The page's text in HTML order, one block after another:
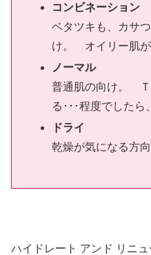
コンビネーション
ベタツキも、カサ
け。 オイリー肌が
ノーマル
普通肌の向け。 Ｔ
る･･･程度でしたら
ドライ
乾燥が気になる方
ハイドレート アンド リニ